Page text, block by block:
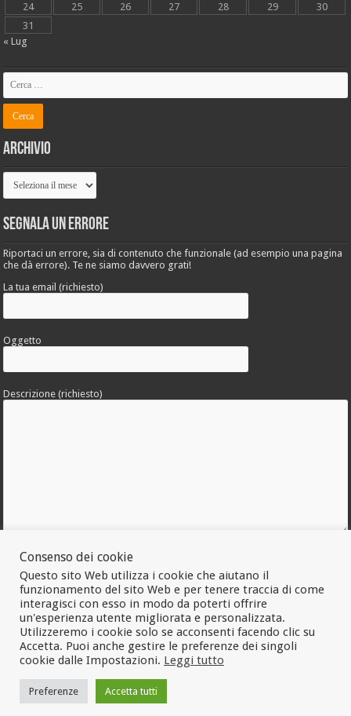
24
25 26 27 28 29
30
31
« Lug
Archivio
Archivio
Segnala un errore
Riportaci un errore, sia di contenuto che funzionale (ad esempio una pagina
che dà errore). Te ne siamo davvero grati!
La tua email (richiesto)
Oggetto
Descrizione (richiesto)
Allega una foto dell'errore
© Copyright 2026, Tutti i diritti riservati
Consenso dei cookie
Questo sito Web utilizza i cookie che aiutano il
funzionamento del sito Web e per tenere traccia di come
interagisci con esso in modo da poterti offrire
un'esperienza utente migliorata e personalizzata.
Utilizzeremo i cookie solo se acconsenti facendo clic su
Accetta. Puoi anche gestire le preferenze dei singoli
cookie dalle Impostazioni. Leggi tutto
Preferenze Accetta tutti